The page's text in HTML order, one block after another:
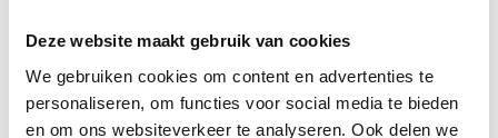
Deze website maakt gebruik van cookies
We gebruiken cookies om content en advertenties te
personaliseren, om functies voor social media te bieden
en om ons websiteverkeer te analyseren. Ook delen we
Incl. BTW